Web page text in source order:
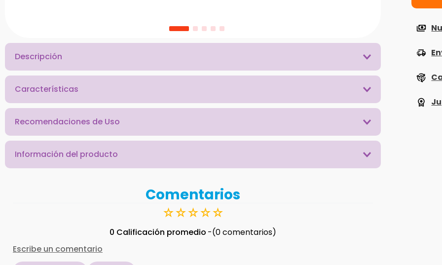
Descripción
Características
Recomendaciones de Uso
Información del producto
Comentarios
☆☆☆☆☆
0 Calificación promedio
(0 comentarios)
Escribe un comentario